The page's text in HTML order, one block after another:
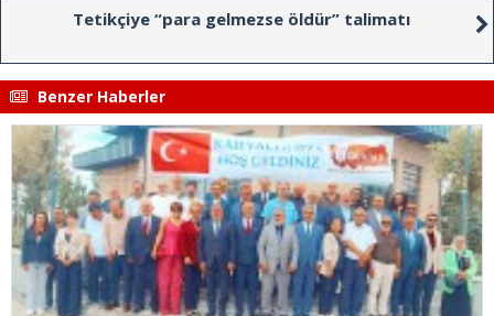
Tetikçiye “para gelmezse öldür” talimatı
Benzer Haberler